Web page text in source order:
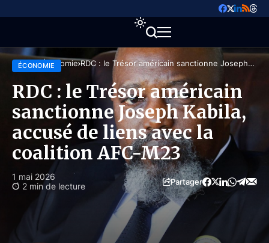
Accueil Économie RDC : le Trésor américain sanctionne Joseph
Kabila, accusé de liens avec la coalition AFC-M23
ÉCONOMIE
RDC : le Trésor américain
sanctionne Joseph Kabila,
accusé de liens avec la
coalition AFC-M23
1 mai 2026
2 min de lecture
Partager